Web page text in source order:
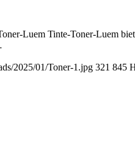
Luem Tinte-Toner-Luem
2025/01/Toner-1.jpg 321 845